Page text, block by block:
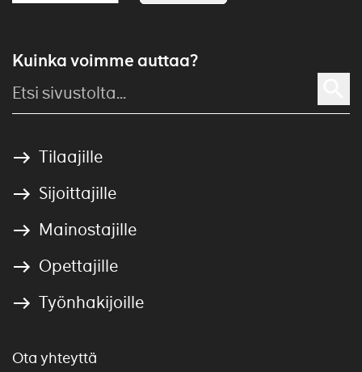
Kuinka voimme auttaa?
Tilaajille
Sijoittajille
Mainostajille
Opettajille
Työnhakijoille
Ota yhteyttä